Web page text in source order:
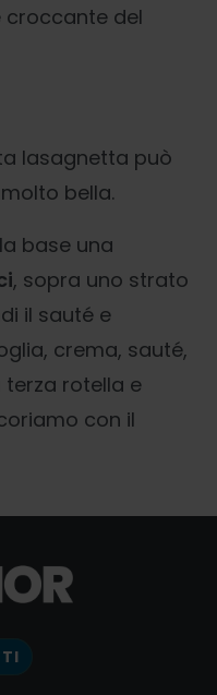
croccante del
lasagnetta può
bella.
base una
, sopra uno strato
il sauté e
crema, sauté,
rotella e
con il